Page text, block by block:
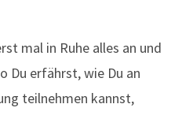
mal in Ruhe alles an und
Du erfährst, wie Du an
teilnehmen kannst,